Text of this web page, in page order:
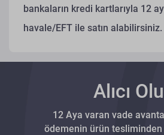
bankaların kredi kartlarıyla 12
havale/EFT ile satın alabilirsiniz.
Alıcı
12 Aya varan vade
ödemenin ürün tesliminden